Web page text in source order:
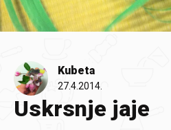
Kubeta
27.4.2014.
Uskrsnje jaje